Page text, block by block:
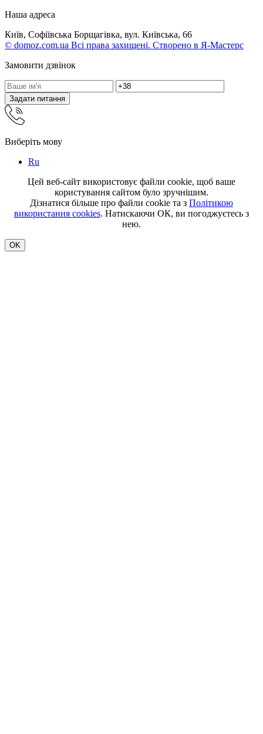
Наша адреса
Київ, Софіївська Борщагівка, вул. Київська, 66
© domoz.com.ua Всі права захищені. Створено в Я-Мастерс
Замовити дзвінок
Задати питання
Виберіть мову
Ru
Цей веб-сайт використовує файли cookie, щоб ваше
користування сайтом було зручнішим.
Дізнатися більше про файли cookie та з Політикою
використання cookies. Натискаючи ОК, ви погоджуєтесь з
нею.
OK